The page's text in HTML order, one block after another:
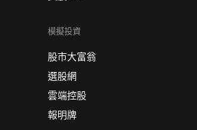
模擬投資
股市大富翁
選股網
雲端控股
報明牌